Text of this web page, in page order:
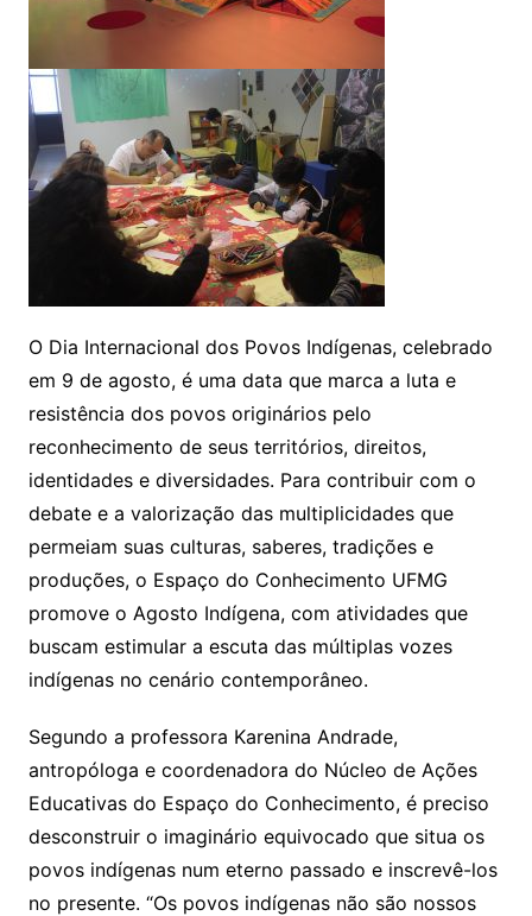
O Dia Internacional dos Povos Indígenas, celebrado
em 9 de agosto, é uma data que marca a luta e
resistência dos povos originários pelo
reconhecimento de seus territórios, direitos,
identidades e diversidades. Para contribuir com o
debate e a valorização das multiplicidades que
permeiam suas culturas, saberes, tradições e
produções, o Espaço do Conhecimento UFMG
promove o Agosto Indígena, com atividades que
buscam estimular a escuta das múltiplas vozes
indígenas no cenário contemporâneo.
Segundo a professora Karenina Andrade,
antropóloga e coordenadora do Núcleo de Ações
Educativas do Espaço do Conhecimento, é preciso
desconstruir o imaginário equivocado que situa os
povos indígenas num eterno passado e inscrevê-los
no presente. “Os povos indígenas não são nossos